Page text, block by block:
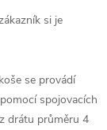
si je
se provádí
spojovacích
drátu průměru 4